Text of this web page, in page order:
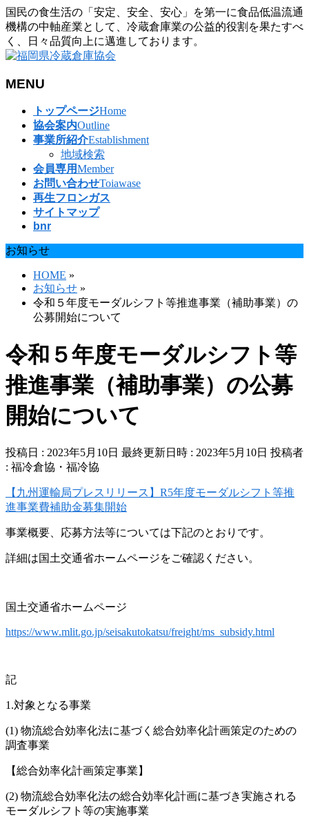
国民の食生活の「安定、安全、安心」を第一に食品低温流通
機構の中軸産業として、冷蔵倉庫業の公益的役割を果たすべ
く、日々品質向上に邁進しております。
MENU
トップページHome
協会案内Outline
事業所紹介Establishment
地域検索
会員専用Member
お問い合わせToiawase
再生フロンガス
サイトマップ
bnr
お知らせ
HOME »
お知らせ »
令和５年度モーダルシフト等推進事業（補助事業）の
公募開始について
令和５年度モーダルシフト等
推進事業（補助事業）の公募
開始について
投稿日 : 2023年5月10日 最終更新日時 : 2023年5月10日 投稿者
: 福冷倉協・福冷協
【九州運輸局プレスリリース】R5年度モーダルシフト等推
進事業費補助金募集開始
事業概要、応募方法等については下記のとおりです。
詳細は国土交通省ホームページをご確認ください。
国土交通省ホームページ
https://www.mlit.go.jp/seisakutokatsu/freight/ms_subsidy.html
記
1.対象となる事業
(1) 物流総合効率化法に基づく総合効率化計画策定のための
調査事業
【総合効率化計画策定事業】
(2) 物流総合効率化法の総合効率化計画に基づき実施される
モーダルシフト等の実施事業